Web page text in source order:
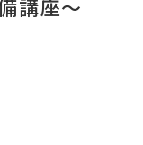
講座～